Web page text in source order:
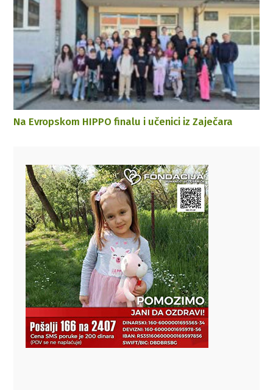
Na Evropskom HIPPO finalu i učenici iz Zaječara